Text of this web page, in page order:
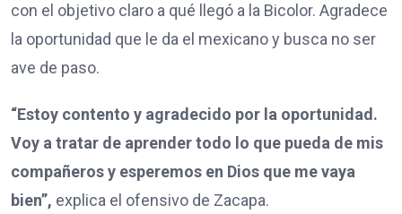
con el objetivo claro a qué llegó a la Bicolor. Agradece
la oportunidad que le da el mexicano y busca no ser
ave de paso.
“Estoy contento y agradecido por la oportunidad.
Voy a tratar de aprender todo lo que pueda de mis
compañeros y esperemos en Dios que me vaya
bien”, explica el ofensivo de Zacapa.